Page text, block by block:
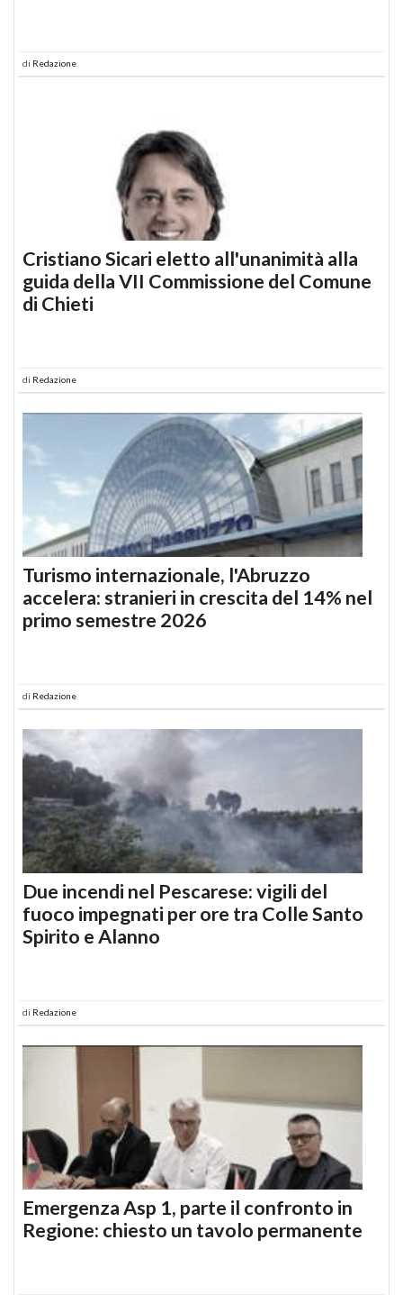
di Redazione
Cristiano Sicari eletto all'unanimità alla
guida della VII Commissione del Comune
di Chieti
di Redazione
Turismo internazionale, l'Abruzzo
accelera: stranieri in crescita del 14% nel
primo semestre 2026
di Redazione
Due incendi nel Pescarese: vigili del
fuoco impegnati per ore tra Colle Santo
Spirito e Alanno
di Redazione
Emergenza Asp 1, parte il confronto in
Regione: chiesto un tavolo permanente